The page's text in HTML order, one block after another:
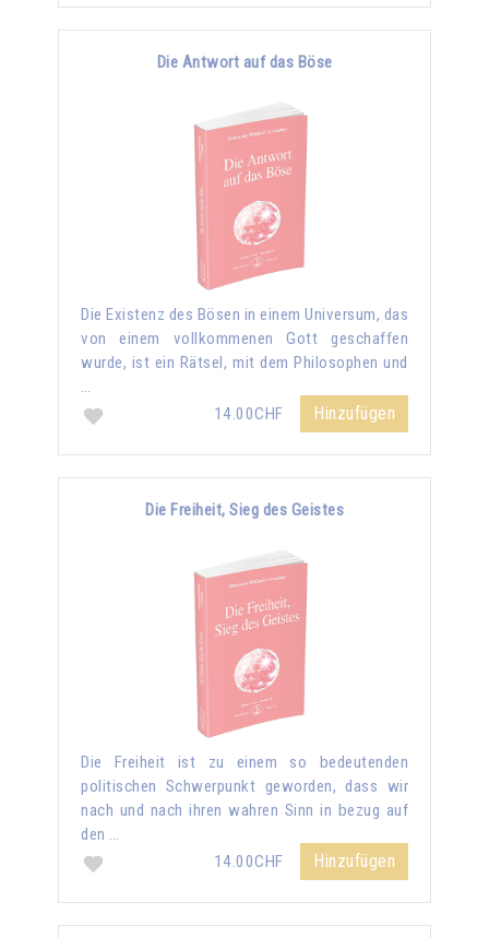
Die Antwort auf das Böse
Die Existenz des Bösen in einem Universum, das
von einem vollkommenen Gott geschaffen
wurde, ist ein Rätsel, mit dem Philosophen und
…
14.00CHF
Hinzufügen
Die Freiheit, Sieg des Geistes
Die Freiheit ist zu einem so bedeutenden
politischen Schwerpunkt geworden, dass wir
nach und nach ihren wahren Sinn in bezug auf
den …
14.00CHF
Hinzufügen